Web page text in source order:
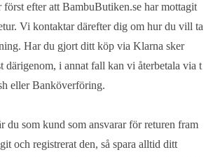
först efter att BambuButiken.se har mottagit
Vi kontaktar därefter dig om hur du vill ta
Har du gjort ditt köp via Klarna sker
därigenom, i annat fall kan vi återbetala via t
eller Banköverföring.
du som kund som ansvarar för returen fram
och registrerat den, så spara alltid ditt